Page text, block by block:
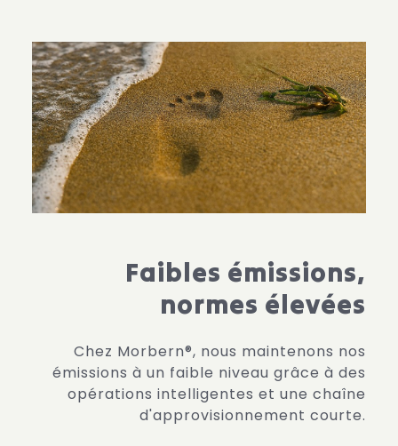
Faibles émissions,
normes élevées
Chez Morbern®, nous maintenons nos
émissions à un faible niveau grâce à des
opérations intelligentes et une chaîne
d'approvisionnement courte.